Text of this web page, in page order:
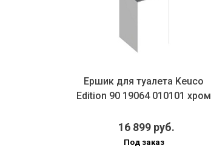
Ершик для туалета Keuco
Edition 90 19064 010101 хром
16 899 руб.
Под заказ